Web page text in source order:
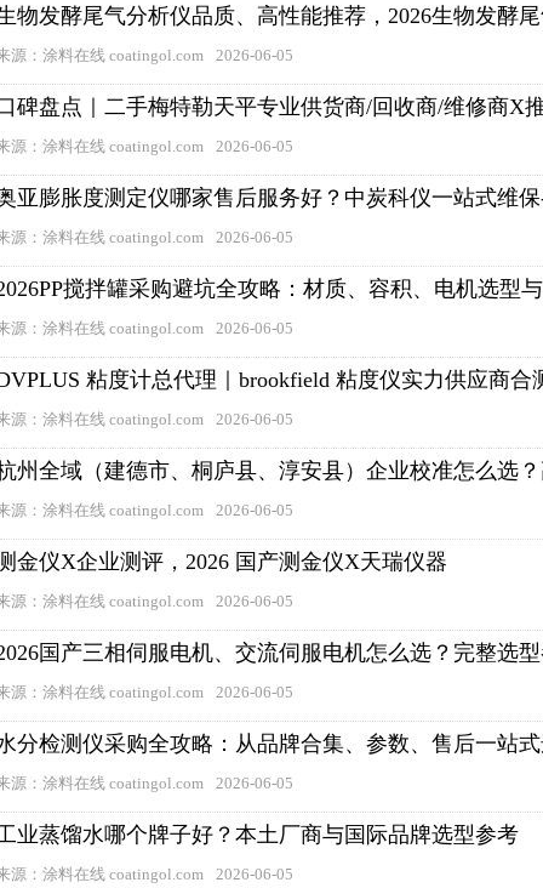
物发酵尾气分析仪品质、高性能推荐，2026生物发酵
源：涂料在线 coatingol.com 2026-06-05
碑盘点｜二手梅特勒天平专业供货商/回收商/维修商X
源：涂料在线 coatingol.com 2026-06-05
亚膨胀度测定仪哪家售后服务好？中炭科仪一站式维
源：涂料在线 coatingol.com 2026-06-05
搅拌罐采购避坑全攻略：材质、容积、电机选型
源：涂料在线 coatingol.com 2026-06-05
粘度计总代理｜brookfield 粘度仪实力供应商合
源：涂料在线 coatingol.com 2026-06-05
州全域（建德市、桐庐县、淳安县）企业校准怎么选
源：涂料在线 coatingol.com 2026-06-05
金仪X企业测评，2026 国产测金仪X天瑞仪器
源：涂料在线 coatingol.com 2026-06-05
国产三相伺服电机、交流伺服电机怎么选？完整选
源：涂料在线 coatingol.com 2026-06-05
分检测仪采购全攻略：从品牌合集、参数、售后一站
源：涂料在线 coatingol.com 2026-06-05
业蒸馏水哪个牌子好？本土厂商与国际品牌选型参考
源：涂料在线 coatingol.com 2026-06-05